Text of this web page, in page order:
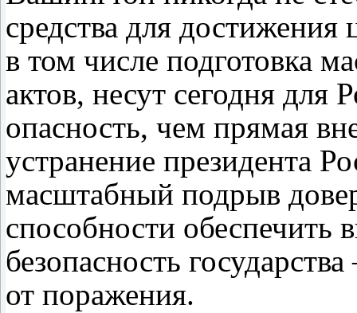
средства для
в том числе подготовка
актов, несут сегодня для
опасность, чем прямая
устранение президента
масштабный подрыв
способности обеспечить
безопасность
от поражения.